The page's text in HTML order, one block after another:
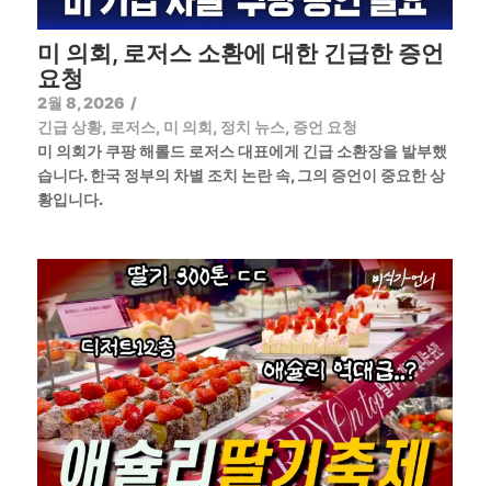
미 의회, 로저스 소환에 대한 긴급한 증언
요청
2월 8, 2026 /
긴급 상황, 로저스, 미 의회, 정치 뉴스, 증언 요청
미 의회가 쿠팡 해롤드 로저스 대표에게 긴급 소환장을 발부했
습니다. 한국 정부의 차별 조치 논란 속, 그의 증언이 중요한 상
황입니다.